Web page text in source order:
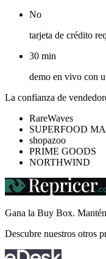
No
tarjeta de crédito
30 min
demo en vivo con
La confianza de
RareWaves
SUPERFOOD
shopazoo
PRIME GOODS
NORTHWIND
Gana la Buy Box.
Descubre nuestros otros